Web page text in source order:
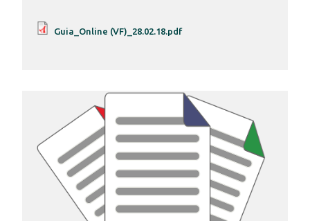
Guia_Online (VF)_28.02.18.pdf